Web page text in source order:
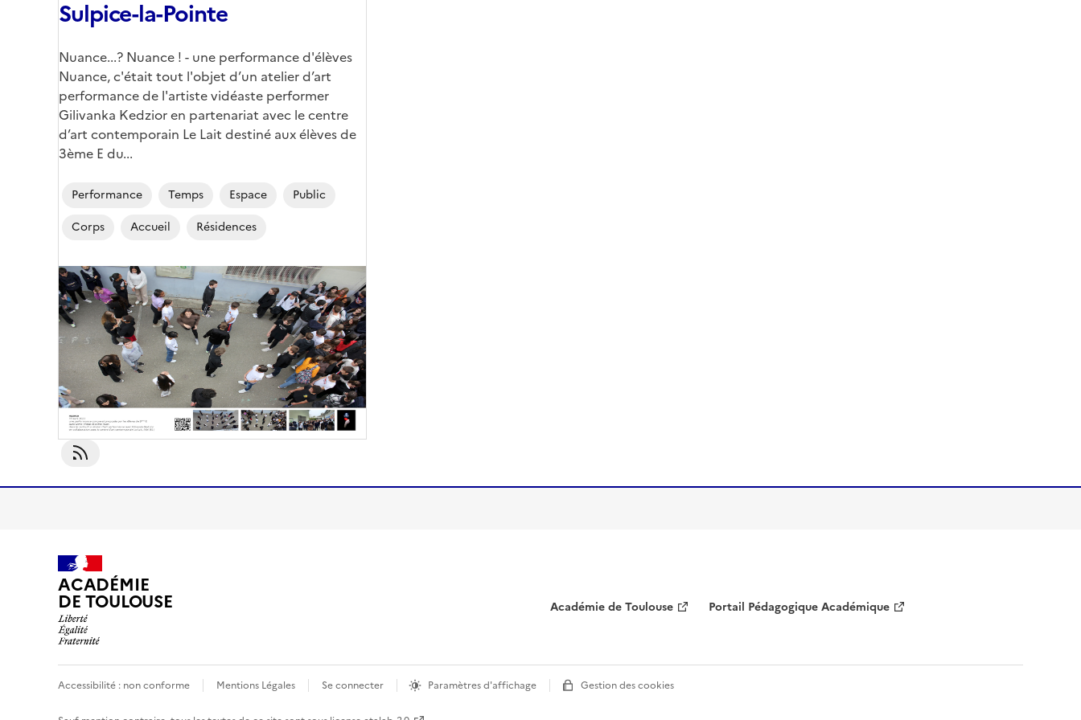
Sulpice-la-Pointe
Corps
Nuance...? Nuance ! - une performance d'élèves
Nuance, c'était tout l'objet d’un atelier d’art
performance de l'artiste vidéaste performer
Gilivanka Kedzior en partenariat avec le centre
d’art contemporain Le Lait destiné aux élèves de
3ème E du...
Performance Temps Espace
Public
Corps
Accueil Résidences
Image
de
couverture
(conseillée)
ACADÉMIE
DE TOULOUSE Académie de Toulouse Portail Pédagogique Académique
Accessibilité : non conforme Mentions Légales Se connecter Paramètres d'affichage Gestion des cookies